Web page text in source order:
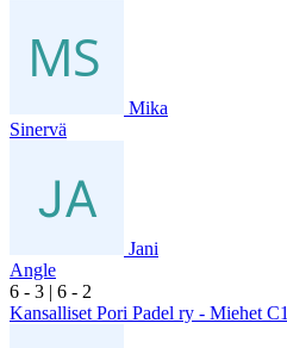
Mika
Sinervä
Jani
Angle
6 - 3 | 6 - 2
Kansalliset Pori Padel ry - Miehet C1